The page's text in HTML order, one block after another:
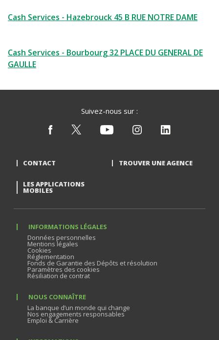
Cash Services - Hazebrouck 45 B RUE NOTRE DAME
Cash Services - Bourbourg 32 PLACE DU GENERAL DE
GAULLE
Suivez-nous sur :
CONTACT TROUVER UNE AGENCE
LES APPLICATIONS
MOBILES
INFORMATIONS LÉGALES
Données personnelles
Mentions légales
Cookies
Réglementation
Fonds de Garantie des Dépôts et résolution
Paramètres des cookies
Résiliation de contrat
NOUS CONNAÎTRE
La banque d’un monde qui change
Nos engagements responsables
Emploi & Carrière